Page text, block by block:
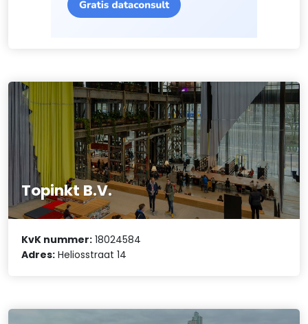
Topinkt B.V.
KvK nummer: 18024584
Adres: Heliosstraat 14